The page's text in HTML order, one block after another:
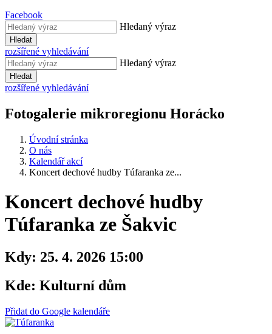
Facebook
Hledaný výraz
Hledat
rozšířené vyhledávání
Hledaný výraz
Hledat
rozšířené vyhledávání
Fotogalerie mikroregionu Horácko
Úvodní stránka
O nás
Kalendář akcí
Koncert dechové hudby Túfaranka ze...
Koncert dechové hudby
Túfaranka ze Šakvic
Kdy: 25. 4. 2026 15:00
Kde: Kulturní dům
Přidat do Google kalendáře